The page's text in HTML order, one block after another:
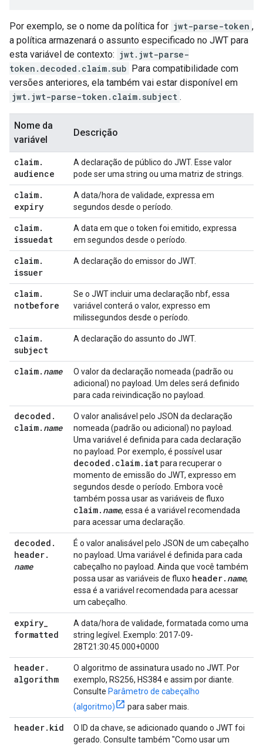
Por exemplo, se o nome da política for jwt-parse-token ,
a política armazenará o assunto especificado no JWT para
esta variável de contexto: jwt.jwt-parse-
token.decoded.claim.sub Para compatibilidade com
versões anteriores, ela também vai estar disponível em
jwt.jwt-parse-token.claim.subject .
Nome da
variável
Descrição
claim.
audience
A declaração de público do JWT. Esse valor
pode ser uma string ou uma matriz de strings.
claim.
expiry
A data/hora de validade, expressa em
segundos desde o período.
claim.
issuedat
A data em que o token foi emitido, expressa
em segundos desde o período.
claim.
issuer
A declaração do emissor do JWT.
claim.
notbefore
Se o JWT incluir uma declaração nbf, essa
variável conterá o valor, expresso em
milissegundos desde o período.
claim.
subject
A declaração do assunto do JWT.
claim. name
O valor da declaração nomeada (padrão ou
adicional) no payload. Um deles será definido
para cada reivindicação no payload.
decoded .
claim. name
O valor analisável pelo JSON da declaração
nomeada (padrão ou adicional) no payload.
Uma variável é definida para cada declaração
no payload. Por exemplo, é possível usar
decoded . claim. iatpara recuperar o
momento de emissão do JWT, expresso em
segundos desde o período. Embora você
também possa usar as variáveis de fluxo
claim. name, essa é a variável recomendada
para acessar uma declaração.
decoded .
header.
name
É o valor analisável pelo JSON de um cabeçalho
no payload. Uma variável é definida para cada
cabeçalho no payload. Ainda que você também
possa usar as variáveis de fluxo header. name,
essa é a variável recomendada para acessar
um cabeçalho.
expiry_
formatted
A data/hora de validade, formatada como uma
string legível. Exemplo: 2017-09-
28T21:30:45.000+0000
header.
algorithm
O algoritmo de assinatura usado no JWT. Por
exemplo, RS256, HS384 e assim por diante.
Consulte Parâmetro de cabeçalho
(algoritmo)
para saber mais.
header. kid
O ID da chave, se adicionado quando o JWT foi
gerado. Consulte também "Como usar um